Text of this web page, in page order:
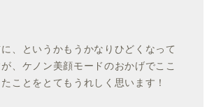
、というかもうかなりひどくなって
、ケノン美顔モードのおかげでここ
ことをとてもうれしく思います！